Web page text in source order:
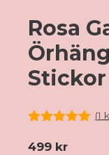
Rosa
Stickor
(1
499 kr